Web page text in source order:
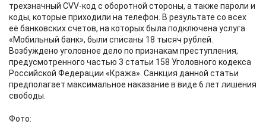
трехзначный CVV-код с оборотной стороны, а также пароли и
коды, которые приходили на телефон. В результате со всех
её банковских счетов, на которых была подключена услуга
«Мобильный банк», были списаны 18 тысяч рублей.
Возбуждено уголовное дело по признакам преступления,
предусмотренного частью 3 статьи 158 Уголовного кодекса
Российской Федерации «Кража». Санкция данной статьи
предполагает максимальное наказание в виде 6 лет лишения
свободы.
Фото: